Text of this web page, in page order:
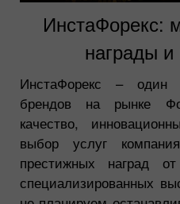
ИнстаФорекс:
награды и
ИнстаФорекс –
брендов на рынке
качество,
выбор услуг
престижных наград
специализированных